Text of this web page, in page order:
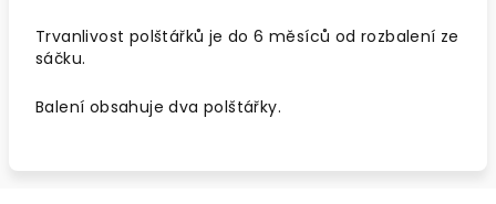
Trvanlivost polštářků je do 6 měsíců od rozbalení ze
sáčku.
Balení obsahuje dva polštářky.